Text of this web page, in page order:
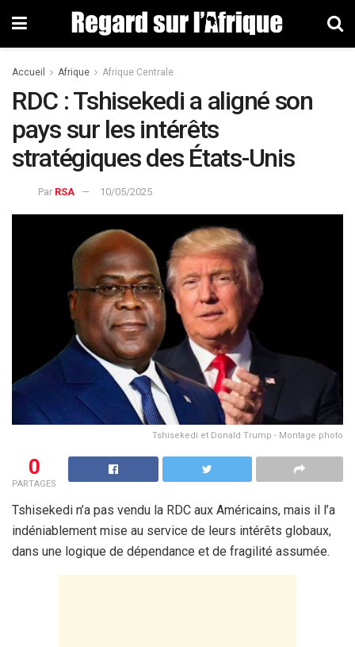
Accueil Afrique Afrique Centrale
RDC : Tshisekedi a aligné son
pays sur les intérêts
stratégiques des États-Unis
Par RSA 10/05/2025
Tshisekedi et Donald Trump - Montage photo
0
PARTAGES
Tshisekedi n’a pas vendu la RDC aux Américains, mais il l’a
indéniablement mise au service de leurs intérêts globaux,
dans une logique de dépendance et de fragilité assumée.